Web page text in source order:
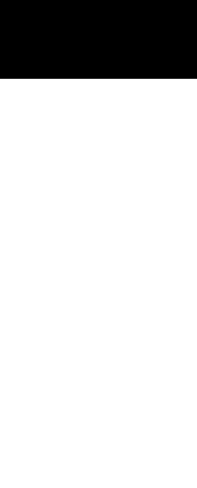
conteúdo